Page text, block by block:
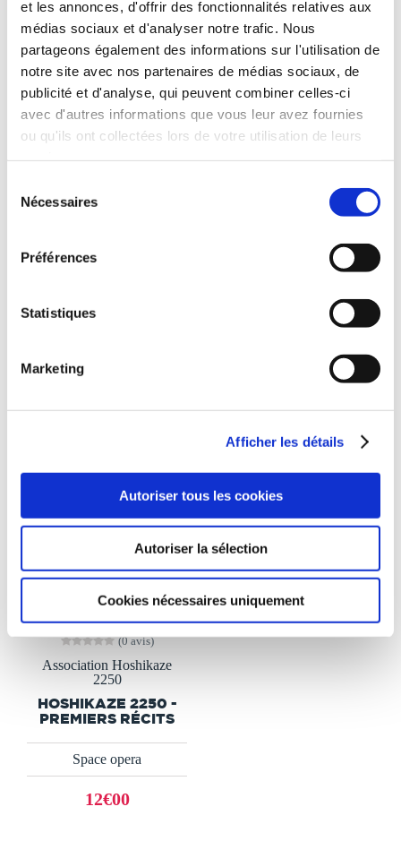
et les annonces, d'offrir des fonctionnalités relatives aux
médias sociaux et d'analyser notre trafic. Nous
partageons également des informations sur l'utilisation de
notre site avec nos partenaires de médias sociaux, de
publicité et d'analyse, qui peuvent combiner celles-ci
avec d'autres informations que vous leur avez fournies
ou qu'ils ont collectées lors de votre utilisation de leurs
Nécessaires
Préférences
Statistiques
Marketing
Afficher les détails
Autoriser tous les cookies
Autoriser la sélection
Cookies nécessaires uniquement
(0 avis)
2250
20€00
(0 avis)
Association Hoshikaze
VOICI QUE LES DEUX
REJOIGNENT
(0 avis)
Association Hoshikaze
2250
HOSHIKAZE 2250 -
PREMIERS RÉCITS
Space opera
12€00